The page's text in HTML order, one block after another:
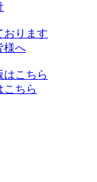
おります
様へ
はこちら
こちら